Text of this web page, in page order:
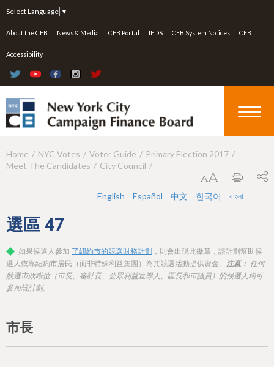
Select Language ▼
About the CFB News & Media CFB Portal IEDS CFB System Notices CFB
Accessibility
Y
a
e
h
r
e
Home NYC Votes Voter Guide
Primary Election 2017
Meet The Candidates
City Council
English Español 中文 한국어 বাংলা
選區 47
如果候選人參加 了紐約市的競選財務計劃 ，則會出現此徽章，該計劃幫助候
選人依靠紐約市居民（而非特殊利益集團）為其競選活動提供資金。 注意： 任何
競選市政職位（市長、審計長、公眾利益宣導人、區長和市議員）的候選人均可
參加該計劃。
市長